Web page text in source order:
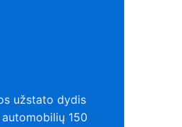
užstato dydis
150